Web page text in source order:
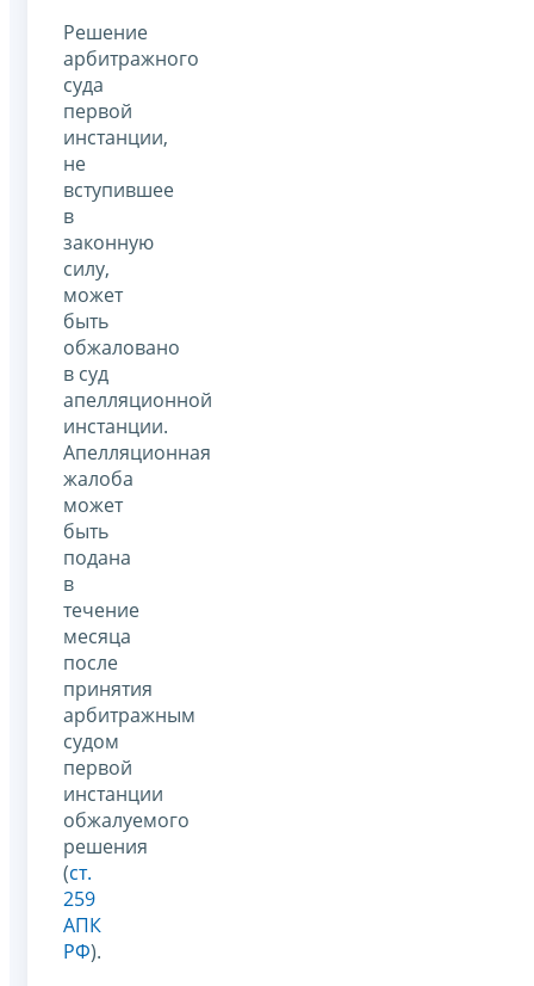
Решение
арбитражного
суда
первой
инстанции,
не
вступившее
в
законную
силу,
может
быть
обжаловано
в суд
апелляционной
инстанции.
Апелляционная
жалоба
может
быть
подана
в
течение
месяца
после
принятия
арбитражным
судом
первой
инстанции
обжалуемого
решения
(ст.
259
АПК
РФ).